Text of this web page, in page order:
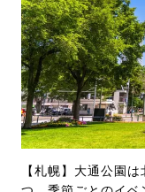
【札幌】大通公園